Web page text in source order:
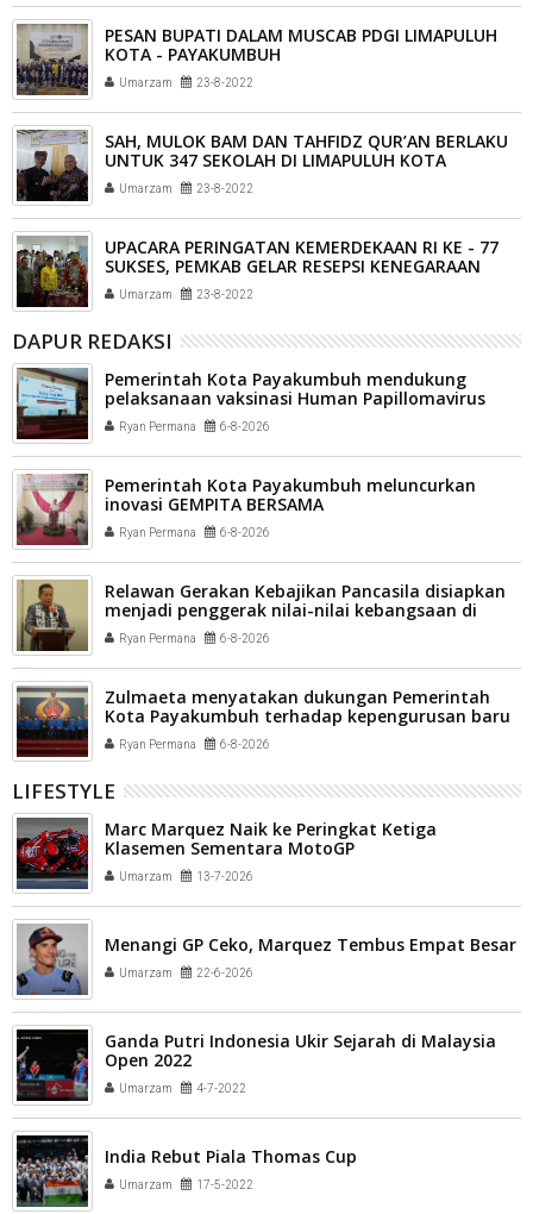
PESAN BUPATI DALAM MUSCAB PDGI LIMAPULUH
KOTA - PAYAKUMBUH
Umarzam 23-8-2022
SAH, MULOK BAM DAN TAHFIDZ QUR’AN BERLAKU
UNTUK 347 SEKOLAH DI LIMAPULUH KOTA
Umarzam 23-8-2022
UPACARA PERINGATAN KEMERDEKAAN RI KE - 77
SUKSES, PEMKAB GELAR RESEPSI KENEGARAAN
Umarzam 23-8-2022
DAPUR REDAKSI
Pemerintah Kota Payakumbuh mendukung
pelaksanaan vaksinasi Human Papillomavirus
(HPV) bagi aparatur sipil negara (ASN) dan
masyarakat
Ryan Permana 6-8-2026
Pemerintah Kota Payakumbuh meluncurkan
inovasi GEMPITA BERSAMA
Ryan Permana 6-8-2026
Relawan Gerakan Kebajikan Pancasila disiapkan
menjadi penggerak nilai-nilai kebangsaan di
tengah masyarakat Kota Payakumbuh
Ryan Permana 6-8-2026
Zulmaeta menyatakan dukungan Pemerintah
Kota Payakumbuh terhadap kepengurusan baru
Komite Olahraga Nasional Indonesia (KONI) Kota
Payakumbuh
Ryan Permana 6-8-2026
LIFESTYLE
Marc Marquez Naik ke Peringkat Ketiga
Klasemen Sementara MotoGP
Umarzam 13-7-2026
Menangi GP Ceko, Marquez Tembus Empat Besar
Umarzam 22-6-2026
Ganda Putri Indonesia Ukir Sejarah di Malaysia
Open 2022
Umarzam 4-7-2022
India Rebut Piala Thomas Cup
Umarzam 17-5-2022